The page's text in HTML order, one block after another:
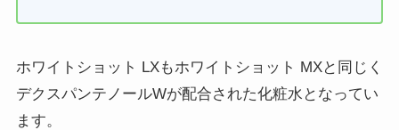
ホワイトショット LXもホワイトショット MXと同じく
デクスパンテノールWが配合された化粧水となってい
ます。